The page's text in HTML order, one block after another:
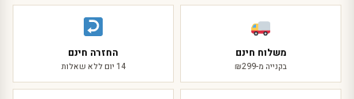
משלוח חינם
בקנייה מ-₪299
החזרה חינם
14 יום ללא שאלות